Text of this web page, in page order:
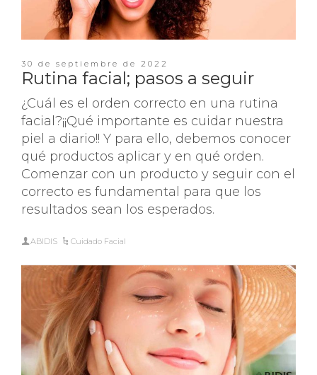
30 de septiembre de 2022
Rutina facial; pasos a seguir
¿Cuál es el orden correcto en una rutina
facial?¡¡Qué importante es cuidar nuestra
piel a diario!! Y para ello, debemos conocer
qué productos aplicar y en qué orden.
Comenzar con un producto y seguir con el
correcto es fundamental para que los
resultados sean los esperados.
ABIDIS Cuidado Facial